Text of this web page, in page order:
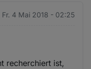
Fr. 4 Mai 2018 - 02:25
recherchiert ist,